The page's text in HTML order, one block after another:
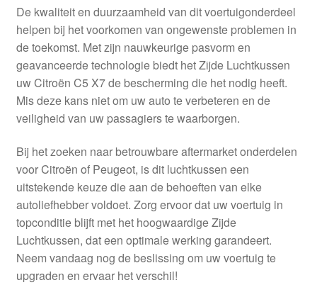
Levering
Mijn account
Over ons
Privacybeleid
Wereldwijde verzending
Winkelwagen
De kwaliteit en duurzaamheid van dit voertuigonderdeel
helpen bij het voorkomen van ongewenste problemen in
de toekomst. Met zijn nauwkeurige pasvorm en
geavanceerde technologie biedt het Zijde Luchtkussen
uw Citroën C5 X7 de bescherming die het nodig heeft.
Mis deze kans niet om uw auto te verbeteren en de
veiligheid van uw passagiers te waarborgen.
Bij het zoeken naar betrouwbare aftermarket onderdelen
voor Citroën of Peugeot, is dit luchtkussen een
uitstekende keuze die aan de behoeften van elke
autoliefhebber voldoet. Zorg ervoor dat uw voertuig in
topconditie blijft met het hoogwaardige Zijde
Luchtkussen, dat een optimale werking garandeert.
Neem vandaag nog de beslissing om uw voertuig te
upgraden en ervaar het verschil!